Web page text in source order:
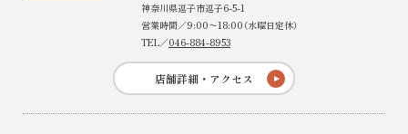
神奈川県逗子市逗子6-5-1
営業時間／9:00〜18:00（水曜日定休）
TEL／046-884-8953
店舗詳細・アクセス